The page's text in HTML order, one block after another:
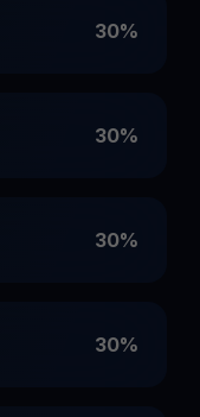
30%
30%
30%
30%